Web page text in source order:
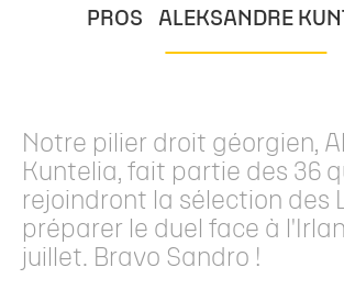
PROS
ALEKSANDRE
Notre pilier droit géorgien,
Kuntelia, fait partie des 36
rejoindront la sélection des
préparer le duel face à
juillet. Bravo Sandro !